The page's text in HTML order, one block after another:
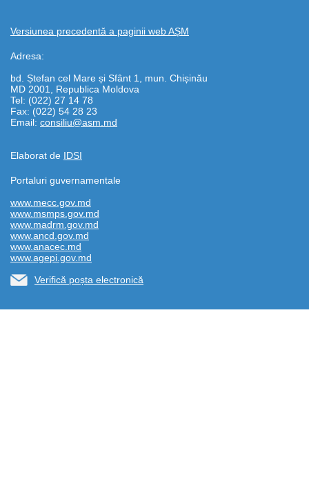
Versiunea precedentă a paginii web AȘM
Adresa:
bd. Ștefan cel Mare și Sfânt 1, mun. Chișinău
MD 2001, Republica Moldova
Tel: (022) 27 14 78
Fax: (022) 54 28 23
Email: consiliu@asm.md
Elaborat de IDSI
Portaluri guvernamentale
www.mecc.gov.md
www.msmps.gov.md
www.madrm.gov.md
www.ancd.gov.md
www.anacec.md
www.agepi.gov.md
Verifică poșta electronică